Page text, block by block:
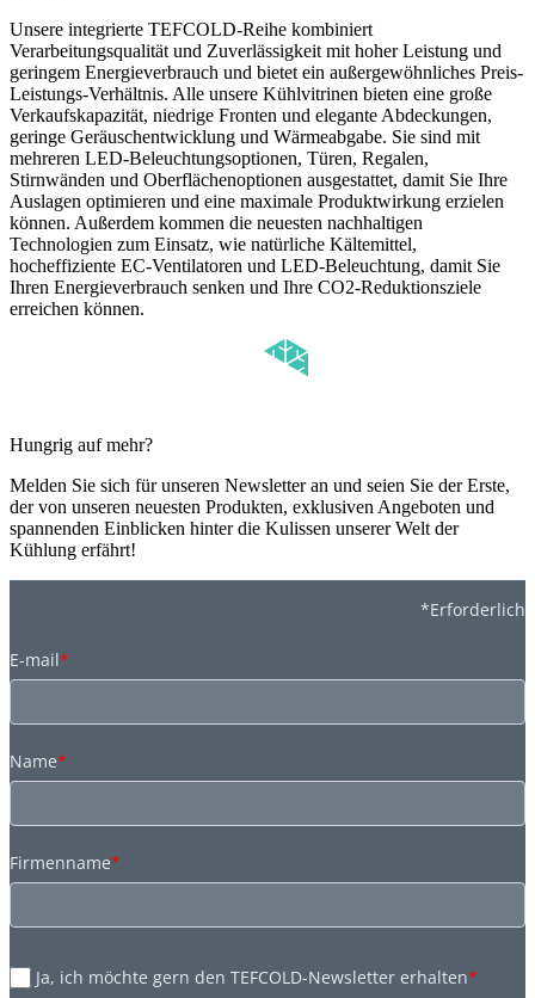
Unsere integrierte TEFCOLD-Reihe kombiniert
Verarbeitungsqualität und Zuverlässigkeit mit hoher Leistung und
geringem Energieverbrauch und bietet ein außergewöhnliches Preis-
Leistungs-Verhältnis. Alle unsere Kühlvitrinen bieten eine große
Verkaufskapazität, niedrige Fronten und elegante Abdeckungen,
geringe Geräuschentwicklung und Wärmeabgabe. Sie sind mit
mehreren LED-Beleuchtungsoptionen, Türen, Regalen,
Stirnwänden und Oberflächenoptionen ausgestattet, damit Sie Ihre
Auslagen optimieren und eine maximale Produktwirkung erzielen
können. Außerdem kommen die neuesten nachhaltigen
Technologien zum Einsatz, wie natürliche Kältemittel,
hocheffiziente EC-Ventilatoren und LED-Beleuchtung, damit Sie
Ihren Energieverbrauch senken und Ihre CO2-Reduktionsziele
erreichen können.
Hungrig auf mehr?
Melden Sie sich für unseren Newsletter an und seien Sie der Erste,
der von unseren neuesten Produkten, exklusiven Angeboten und
spannenden Einblicken hinter die Kulissen unserer Welt der
Kühlung erfährt!
*Erforderlich
E-mail*
Name*
Firmenname*
Ja, ich möchte gern den TEFCOLD-Newsletter erhalten*